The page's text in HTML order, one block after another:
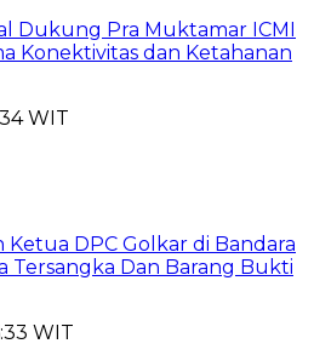
Dukung Pra Muktamar ICMI
Konektivitas dan Ketahanan
WIT
Ketua DPC Golkar di Bandara
Tersangka Dan Barang Bukti
WIT